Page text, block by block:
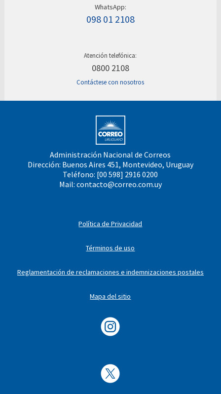
WhatsApp:
098 01 2108
Atención telefónica:
0800 2108
Contáctese con nosotros
Administración Nacional de Correos
Dirección: Buenos Aires 451, Montevideo, Uruguay
Teléfono: [00 598] 2916 0200
Mail: contacto@correo.com.uy
Política de Privacidad
Términos de uso
Reglamentación de reclamaciones e indemnizaciones postales
Mapa del sitio